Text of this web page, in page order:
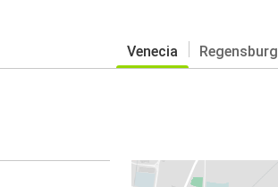
Venecia Regensburg